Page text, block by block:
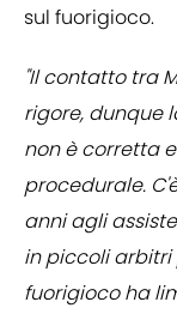
sul fuorigioco.
"Il contatto tra
rigore, dunque
non è corretta
procedurale.
anni agli
in piccoli arbitri
fuorigioco ha